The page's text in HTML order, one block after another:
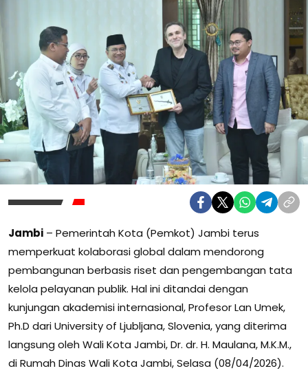
Jambi – Pemerintah Kota (Pemkot) Jambi terus
memperkuat kolaborasi global dalam mendorong
pembangunan berbasis riset dan pengembangan tata
kelola pelayanan publik. Hal ini ditandai dengan
kunjungan akademisi internasional, Profesor Lan Umek,
Ph.D dari University of Ljubljana, Slovenia, yang diterima
langsung oleh Wali Kota Jambi, Dr. dr. H. Maulana, M.K.M.,
di Rumah Dinas Wali Kota Jambi, Selasa (08/04/2026).